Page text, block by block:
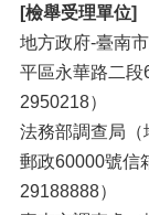
[檢舉受理單位]
地方政府-臺南
平區永華路二
2950218）
法務部調查局
郵政60000號信
29188888）